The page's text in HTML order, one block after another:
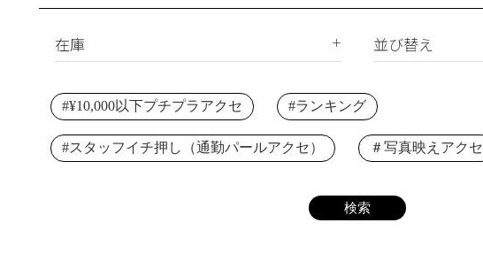
ブレスレット
リング
イニシャル
その他
SET
淡水パール
シェルパール
合成石
ジルコニア
在庫
在庫あり
受注生産
並び替え
価格が高い順
#¥10,000以下プチプラアクセ #ランキング
#スタッフイチ押し（通勤パールアクセ） ＃写真映えアクセ